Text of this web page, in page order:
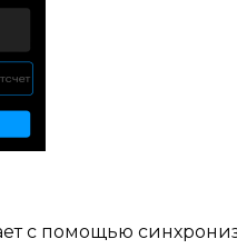
с помощью